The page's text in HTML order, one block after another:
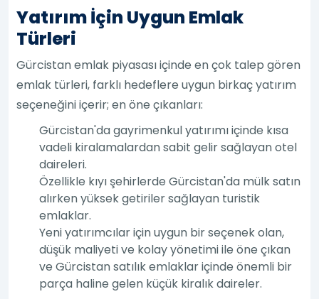
Yatırım İçin Uygun Emlak
Türleri
Gürcistan emlak piyasası içinde en çok talep gören
emlak türleri, farklı hedeflere uygun birkaç yatırım
seçeneğini içerir; en öne çıkanları:
Gürcistan'da gayrimenkul yatırımı içinde kısa
vadeli kiralamalardan sabit gelir sağlayan otel
daireleri.
Özellikle kıyı şehirlerde Gürcistan'da mülk satın
alırken yüksek getiriler sağlayan turistik
emlaklar.
Yeni yatırımcılar için uygun bir seçenek olan,
düşük maliyeti ve kolay yönetimi ile öne çıkan
ve Gürcistan satılık emlaklar içinde önemli bir
parça haline gelen küçük kiralık daireler.